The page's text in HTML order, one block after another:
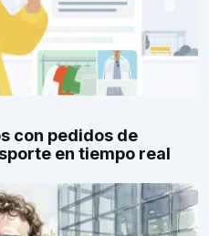
con pedidos de
en tiempo real